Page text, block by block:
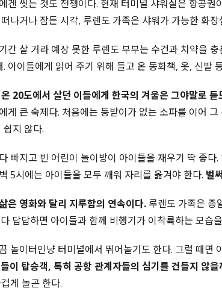
겐 씻는 것도 전쟁이다. 현재 터미널 샤워실은 항공권
나거나 잠든 시각, 루렌도 가족은 샤워가 가능한 화
간 살 거라 예상 못한 루렌도 부부는 수건과 치약을
아이들에게 읽어 주기 위해 들고 온 동화책, 옷, 신발
20도에서 살던 이들에게 한국의 겨울은 그야말로 듣
게 큰 숙제다. 처음에는 등받이가 없는 소파를 이어
지 않다.
빠지고 빈 어린이 놀이방이 아이들을 재우기 딱 좋다
5시에는 아이들을 모두 깨워 자리를 옮겨야 한다. 벌
은 영화와 달리 지루함의 연속이다. 루렌도 가족은 종
답답하면 아이들과 함께 비행기가 이착륙하는 모습
놀이터인냥 터미널에서 뛰어놀기도 한다. 그럴 때면
이 탑승객, 특히 공항 관계자들의 심기를 건들지 않
게 놀곤 한다.